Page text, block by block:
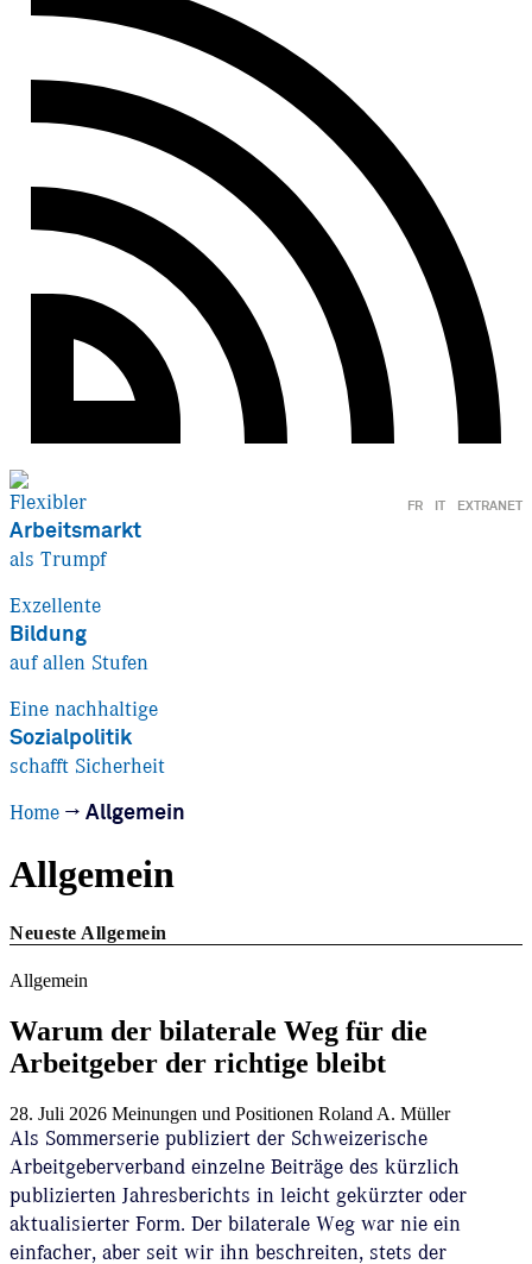
EXTRANET
FR IT
Flexibler
Arbeitsmarkt
als Trumpf
Exzellente
Bildung
auf allen Stufen
Eine nachhaltige
Sozialpolitik
schafft Sicherheit
Home → Allgemein
Allgemein
Neueste Allgemein
Allgemein
Warum der bilaterale Weg für die
Arbeitgeber der richtige bleibt
28. Juli 2026 Meinungen und Positionen Roland A. Müller
Als Sommerserie publiziert der Schweizerische
Arbeitgeberverband einzelne Beiträge des kürzlich
publizierten Jahresberichts in leicht gekürzter oder
aktualisierter Form. Der bilaterale Weg war nie ein
einfacher, aber seit wir ihn beschreiten, stets der